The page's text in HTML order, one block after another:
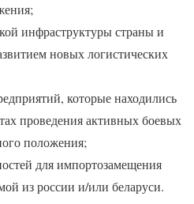
инфраструктуры страны и
новых логистических
которые находились
проведения активных боевых
положения;
для импортозамещения
из россии и/или беларуси.